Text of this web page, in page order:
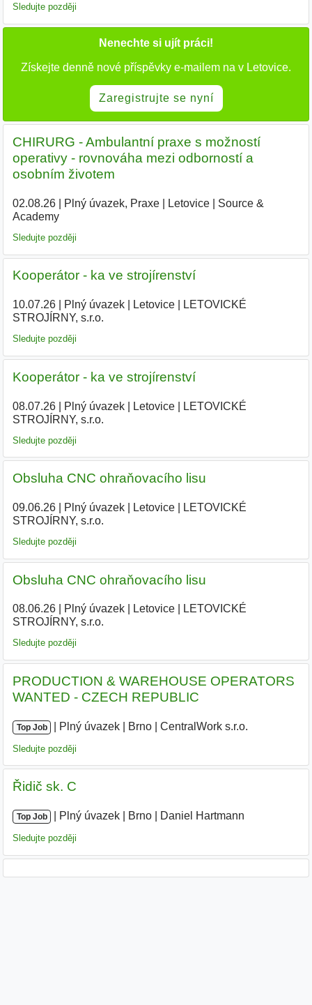
Sledujte později
Nenechte si ujít práci!
Získejte denně nové příspěvky e-mailem na v Letovice.
Zaregistrujte se nyní
CHIRURG - Ambulantní praxe s možností
operativy - rovnováha mezi odborností a
osobním životem
02.08.26| Plný úvazek, Praxe| Letovice|
Source &
Academy|
Sledujte později
Kooperátor - ka ve strojírenství
10.07.26| Plný úvazek| Letovice|
LETOVICKÉ
STROJÍRNY, s.r.o.
Sledujte později
Kooperátor - ka ve strojírenství
08.07.26| Plný úvazek| Letovice|
LETOVICKÉ
STROJÍRNY, s.r.o.
Sledujte později
Obsluha CNC ohraňovacího lisu
09.06.26| Plný úvazek| Letovice|
LETOVICKÉ
STROJÍRNY, s.r.o.
Sledujte později
Obsluha CNC ohraňovacího lisu
08.06.26| Plný úvazek| Letovice|
LETOVICKÉ
STROJÍRNY, s.r.o.
Sledujte později
PRODUCTION & WAREHOUSE OPERATORS
WANTED - CZECH REPUBLIC
Top Job Plný úvazek Brno CentralWork s.r.o.
Sledujte později
Řidič sk. C
Top Job Plný úvazek Brno Daniel Hartmann
Sledujte později